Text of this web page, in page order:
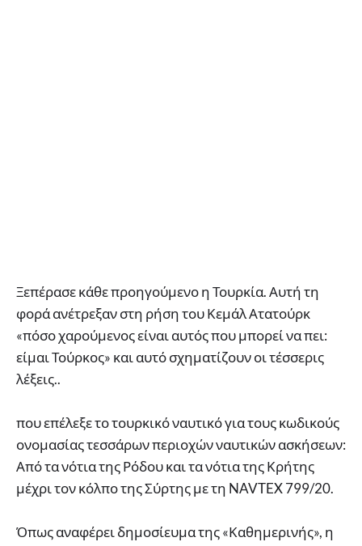
Ξεπέρασε κάθε προηγούμενο η Τουρκία. Αυτή τη
φορά ανέτρεξαν στη ρήση του Κεμάλ Ατατούρκ
«πόσο χαρούμενος είναι αυτός που μπορεί να πει:
είμαι Τούρκος» και αυτό σχηματίζουν οι τέσσερις
λέξεις..
που επέλεξε το τουρκικό ναυτικό για τους κωδικούς
ονομασίας τεσσάρων περιοχών ναυτικών ασκήσεων:
Από τα νότια της Ρόδου και τα νότια της Κρήτης
μέχρι τον κόλπο της Σύρτης με τη NAVTEX 799/20.
Όπως αναφέρει δημοσίευμα της «Καθημερινής», η